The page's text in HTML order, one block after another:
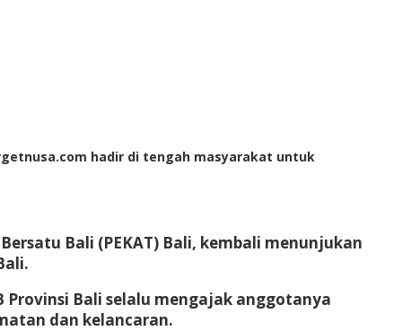
hadir di tengah masyarakat untuk
Bali (PEKAT) Bali, kembali menunjukan
Provinsi Bali selalu mengajak anggotanya
dan kelancaran.